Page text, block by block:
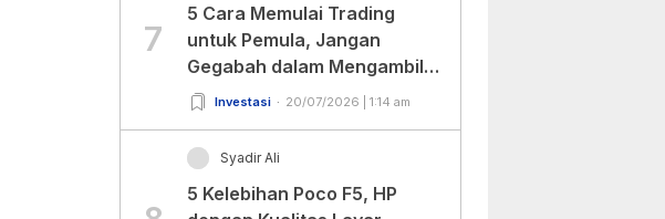
7
5 Cara Memulai Trading
untuk Pemula, Jangan
Gegabah dalam Mengambil
Keputusan!
Investasi 20/07/2026 | 1:14 am
Syadir Ali
5 Kelebihan Poco F5, HP